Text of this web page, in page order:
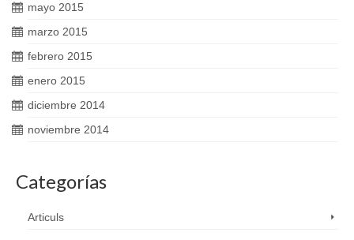
mayo 2015
marzo 2015
febrero 2015
enero 2015
diciembre 2014
noviembre 2014
Categorías
Articuls